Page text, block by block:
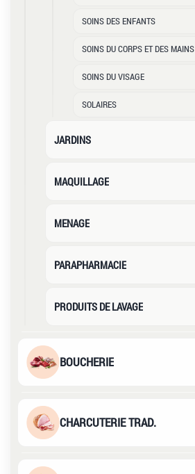
SOINS DES ENFANTS
SOINS DU CORPS ET DES MAINS
SOINS DU VISAGE
SOLAIRES
JARDINS
MAQUILLAGE
MENAGE
PARAPHARMACIE
PRODUITS DE LAVAGE
BOUCHERIE
CHARCUTERIE TRAD.